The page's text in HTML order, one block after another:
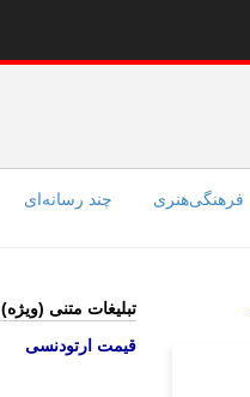
فرهنگی‌هنری چند رسانه‌ای
تبلیغات متنی (ویژه)
قیمت ارتودنسی